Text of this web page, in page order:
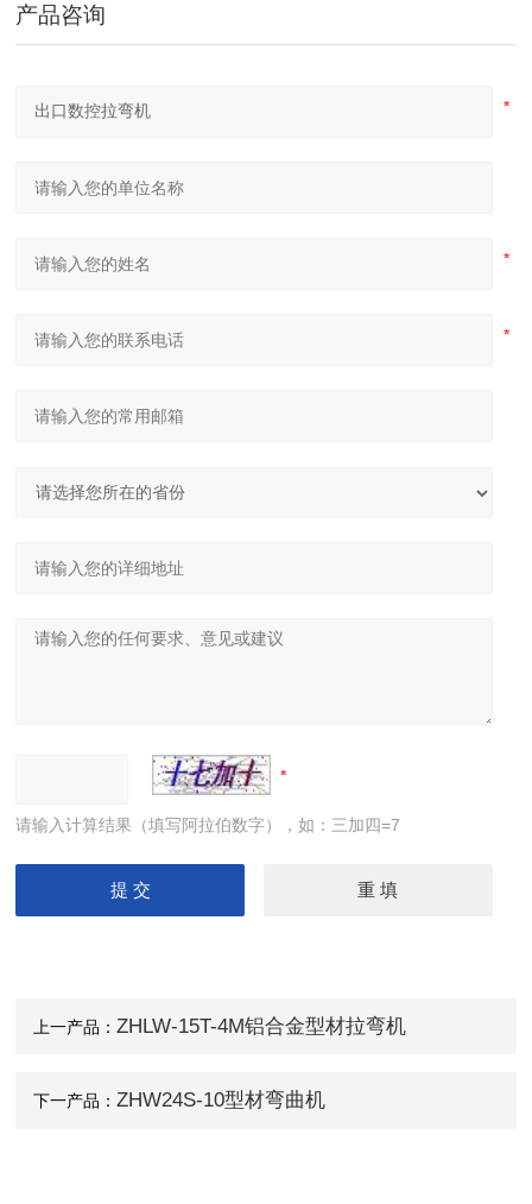
产品咨询
请输入计算结果（填写阿拉伯数字），如：三加四=7
上一产品： ZHLW-15T-4M铝合金型材拉弯机
下一产品： ZHW24S-10型材弯曲机